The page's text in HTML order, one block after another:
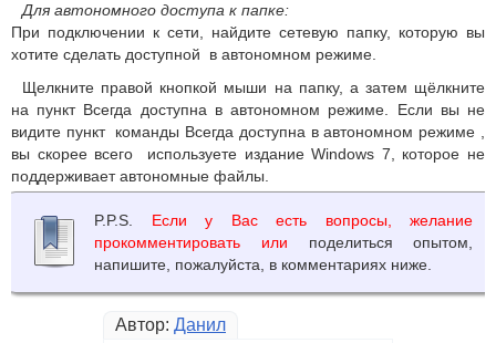
Для автономного доступа к папке:
При подключении к сети, найдите сетевую папку, которую вы
хотите сделать доступной в автономном режиме.
Щелкните правой кнопкой мыши на папку, а затем щёлкните
на пункт Всегда доступна в автономном режиме. Если вы не
видите пункт команды Всегда доступна в автономном режиме ,
вы скорее всего используете издание Windows 7, которое не
поддерживает автономные файлы.
P.P.S. Если у Вас есть вопросы, желание
прокомментировать или поделиться опытом,
напишите, пожалуйста, в комментариях ниже.
Автор: Данил